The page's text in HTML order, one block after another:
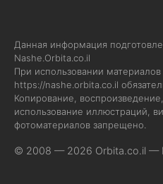
Данная информация
Nashe.Orbita.co.il
При использовании материалов
https://nashe.orbita.co.il
Копирование,
использование иллюстраций,
фотоматериалов запрещено.
© 2008 — 2026 Orbita.co.il —